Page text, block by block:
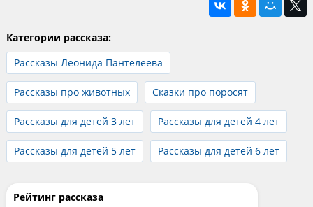
Категории рассказа:
Рассказы Леонида Пантелеева
Рассказы про животных Сказки про поросят
Рассказы для детей 3 лет Рассказы для детей 4 лет
Рассказы для детей 5 лет Рассказы для детей 6 лет
Рейтинг рассказа